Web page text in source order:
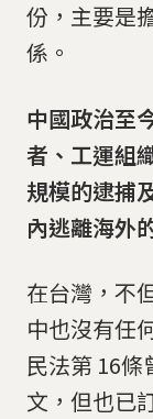
份，主要是
係。
中國政治至
者、工運組
規模的逮捕
內逃離海外
在台灣，不
中也沒有任
民法第 16
文，但也已